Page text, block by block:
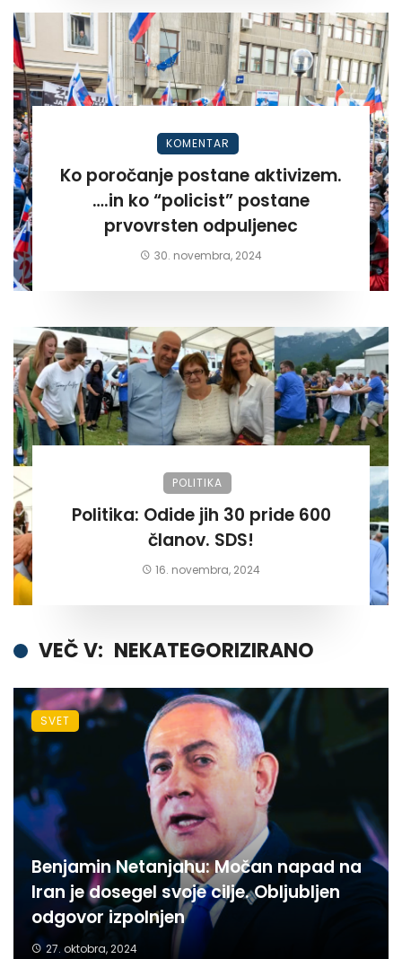
KOMENTAR
Ko poročanje postane aktivizem.
….in ko “policist” postane
prvovrsten odpuljenec
30. novembra, 2024
POLITIKA
Politika: Odide jih 30 pride 600
članov. SDS!
16. novembra, 2024
VEČ V: NEKATEGORIZIRANO
Benjamin Netanjahu: Močan napad na
Iran je dosegel svoje cilje. Obljubljen
odgovor izpolnjen
27. oktobra, 2024
SVET